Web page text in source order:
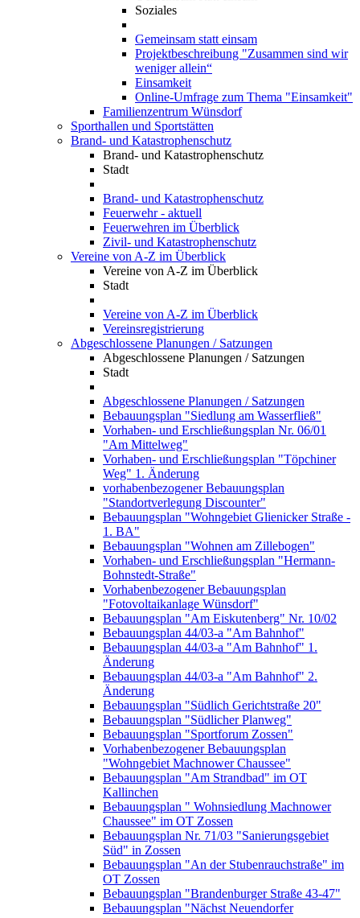
Soziales
Gemeinsam statt einsam
Projektbeschreibung "Zusammen sind wir
weniger allein“
Einsamkeit
Online-Umfrage zum Thema "Einsamkeit"
Familienzentrum Wünsdorf
Sporthallen und Sportstätten
Brand- und Katastrophenschutz
Brand- und Katastrophenschutz
Stadt
Brand- und Katastrophenschutz
Feuerwehr - aktuell
Feuerwehren im Überblick
Zivil- und Katastrophenschutz
Vereine von A-Z im Überblick
Vereine von A-Z im Überblick
Stadt
Vereine von A-Z im Überblick
Vereinsregistrierung
Abgeschlossene Planungen / Satzungen
Abgeschlossene Planungen / Satzungen
Stadt
Abgeschlossene Planungen / Satzungen
Bebauungsplan "Siedlung am Wasserfließ"
Vorhaben- und Erschließungsplan Nr. 06/01
"Am Mittelweg"
Vorhaben- und Erschließungsplan "Töpchiner
Weg" 1. Änderung
vorhabenbezogener Bebauungsplan
"Standortverlegung Discounter"
Bebauungsplan "Wohngebiet Glienicker Straße -
1. BA"
Bebauungsplan "Wohnen am Zillebogen"
Vorhaben- und Erschließungsplan "Hermann-
Bohnstedt-Straße"
Vorhabenbezogener Bebauungsplan
"Fotovoltaikanlage Wünsdorf"
Bebauungsplan "Am Eiskutenberg" Nr. 10/02
Bebauungsplan 44/03-a "Am Bahnhof"
Bebauungsplan 44/03-a "Am Bahnhof" 1.
Änderung
Bebauungsplan 44/03-a "Am Bahnhof" 2.
Änderung
Bebauungsplan "Südlich Gerichtstraße 20"
Bebauungsplan "Südlicher Planweg"
Bebauungsplan "Sportforum Zossen"
Vorhabenbezogener Bebauungsplan
"Wohngebiet Machnower Chaussee"
Bebauungsplan "Am Strandbad" im OT
Kallinchen
Bebauungsplan " Wohnsiedlung Machnower
Chaussee" im OT Zossen
Bebauungsplan Nr. 71/03 "Sanierungsgebiet
Süd" in Zossen
Bebauungsplan "An der Stubenrauchstraße" im
OT Zossen
Bebauungsplan "Brandenburger Straße 43-47"
Bebauungsplan "Nächst Neuendorfer